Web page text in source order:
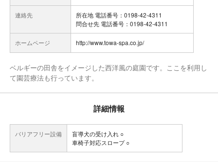
連絡先
所在地 電話番号：0198-42-4311
問合せ先 電話番号：0198-42-4311
ホームページ http://www.towa-spa.co.jp/
ベルギーの田舎をイメージした西洋風の庭園です。ここを利用し
て園芸療法も行っています。
詳細情報
バリアフリー設備
盲導犬の受け入れ ○
車椅子対応スロープ ○